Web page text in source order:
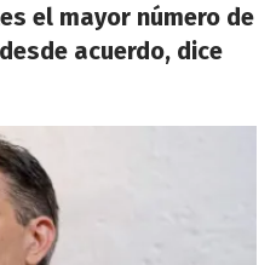
el mayor número de
acuerdo, dice